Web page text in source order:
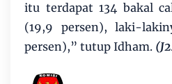
itu terdapat 134 bakal
(19,9 persen), laki-
persen),” tutup Idham.